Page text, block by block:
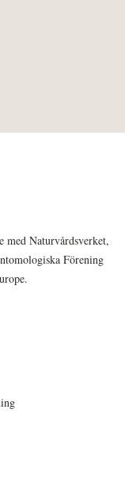
med Naturvårdsverket,
Förening